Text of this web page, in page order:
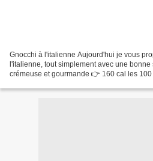
Gnocchi à l'italienne Aujourd'hui je vous propose une recette de gnocchi à
l'italienne, tout simplement avec une
crémeuse et gourmande 👉 160 cal les 100